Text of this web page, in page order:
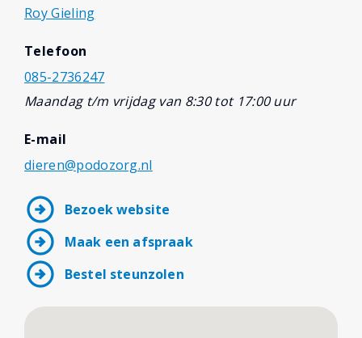
Roy Gieling
Telefoon
085-2736247
Maandag t/m vrijdag van 8:30 tot 17:00 uur
E-mail
dieren@podozorg.nl
arrow_circle_right Bezoek website
arrow_circle_right Maak een afspraak
arrow_circle_right Bestel steunzolen